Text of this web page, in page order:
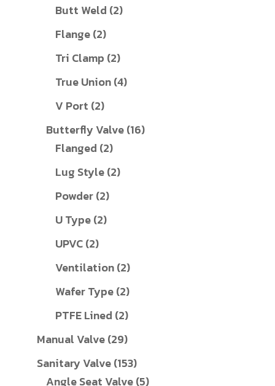
Butt Weld 22
Flange 22
สินค้า
Tri Clamp 22
สินค้า
True Union 44
V Port 22
สินค้า
Butterfly Valve 1616
Flanged 22
สินค้า
Lug Style 22
Powder 22
สินค้า
U Type 22
UPVC 22
สินค้า
Ventilation 22
สินค้า
Wafer Type 22
สินค้า
PTFE Lined 22
สินค้า
Manual Valve 2929
สินค้า
Sanitary Valve 153153
สินค้า
Angle Seat Valve 55